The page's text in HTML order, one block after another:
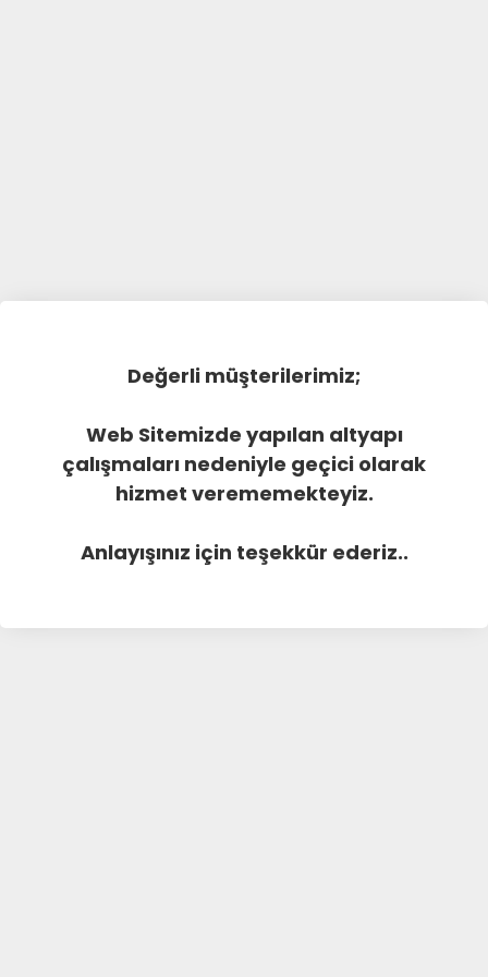
Değerli müşterilerimiz;
Web Sitemizde yapılan altyapı
çalışmaları nedeniyle geçici olarak
hizmet verememekteyiz.
Anlayışınız için teşekkür ederiz..